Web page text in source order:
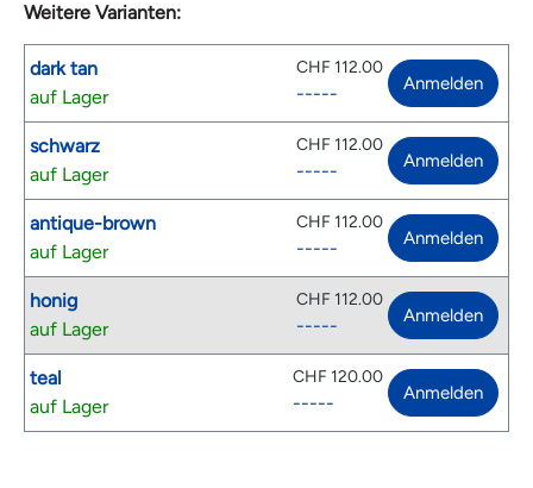
Weitere Varianten:
dark tan
auf Lager
CHF 112.00
----- Anmelden
schwarz
auf Lager
CHF 112.00
----- Anmelden
antique-brown
auf Lager
CHF 112.00
----- Anmelden
honig
auf Lager
CHF 112.00
----- Anmelden
teal
auf Lager
CHF 120.00
----- Anmelden